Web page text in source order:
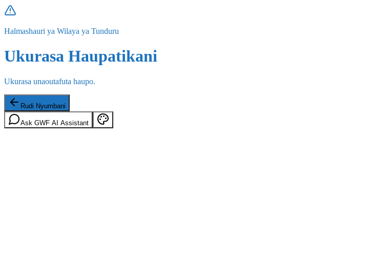
Halmashauri ya Wilaya ya Tunduru
Ukurasa Haupatikani
Ukurasa unaoutafuta haupo.
Rudi Nyumbani
Ask GWF AI Assistant